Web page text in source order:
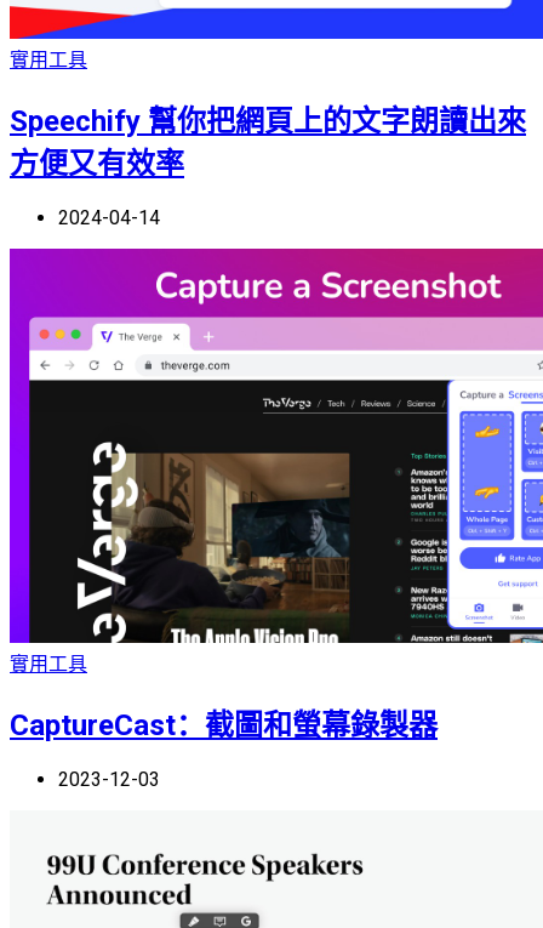
實用工具
Speechify 幫你把網頁上的文字朗讀出來
方便又有效率
2024-04-14
實用工具
CaptureCast：截圖和螢幕錄製器
2023-12-03